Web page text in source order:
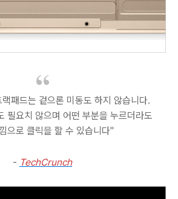
패드는 겉으론 미동도 하지 않습니다.
필요치 않으며 어떤 부분을 누르더라도
으로 클릭을 할 수 있습니다"
- TechCrunch